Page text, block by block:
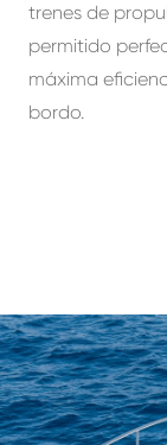
trenes de
permitido
máxima
bordo.